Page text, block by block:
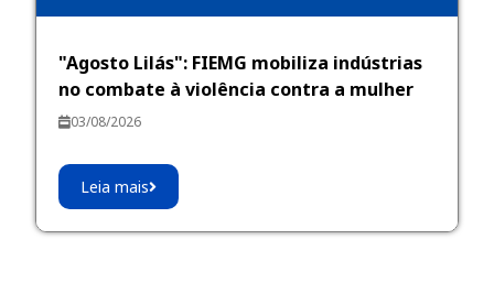
"Agosto Lilás": FIEMG mobiliza indústrias
no combate à violência contra a mulher
03/08/2026
Leia mais